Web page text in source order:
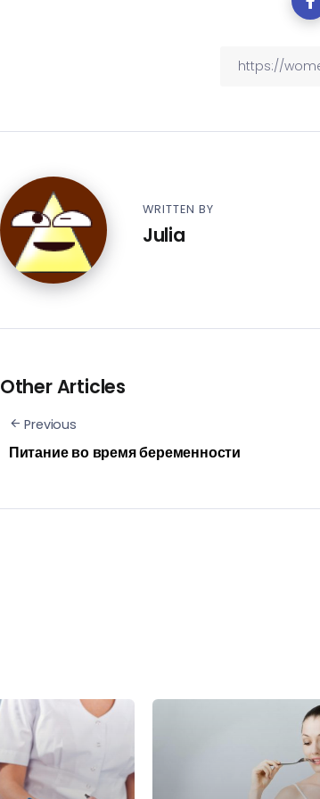
WRITTEN BY
Julia
Other Articles
Previous
Питание во время беременности